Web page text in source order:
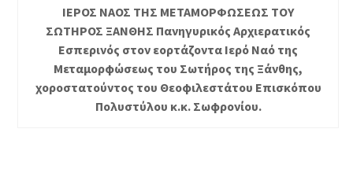
ΙΕΡΟΣ ΝΑΟΣ ΤΗΣ ΜΕΤΑΜΟΡΦΩΣΕΩΣ ΤΟΥ
ΣΩΤΗΡΟΣ ΞΑΝΘΗΣ Πανηγυρικός Αρχιερατικός
Εσπερινός στον εορτάζοντα Ιερό Ναό της
Μεταμορφώσεως του Σωτήρος της Ξάνθης,
χοροστατούντος του Θεοφιλεστάτου Επισκόπου
Πολυστύλου κ.κ. Σωφρονίου.